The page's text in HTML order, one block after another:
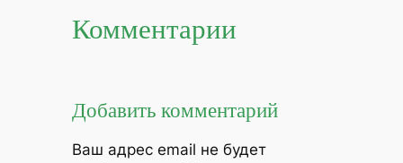
Комментарии
Добавить комментарий
Ваш адрес email не будет